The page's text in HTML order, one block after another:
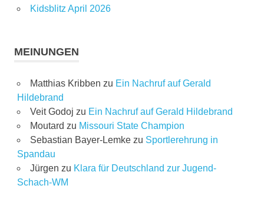
Kidsblitz April 2026
MEINUNGEN
Matthias Kribben zu Ein Nachruf auf Gerald
Hildebrand
Veit Godoj zu Ein Nachruf auf Gerald Hildebrand
Moutard zu Missouri State Champion
Sebastian Bayer-Lemkezu Sportlerehrung in
Spandau
Jürgen zu Klara für Deutschland zur Jugend-
Schach-WM